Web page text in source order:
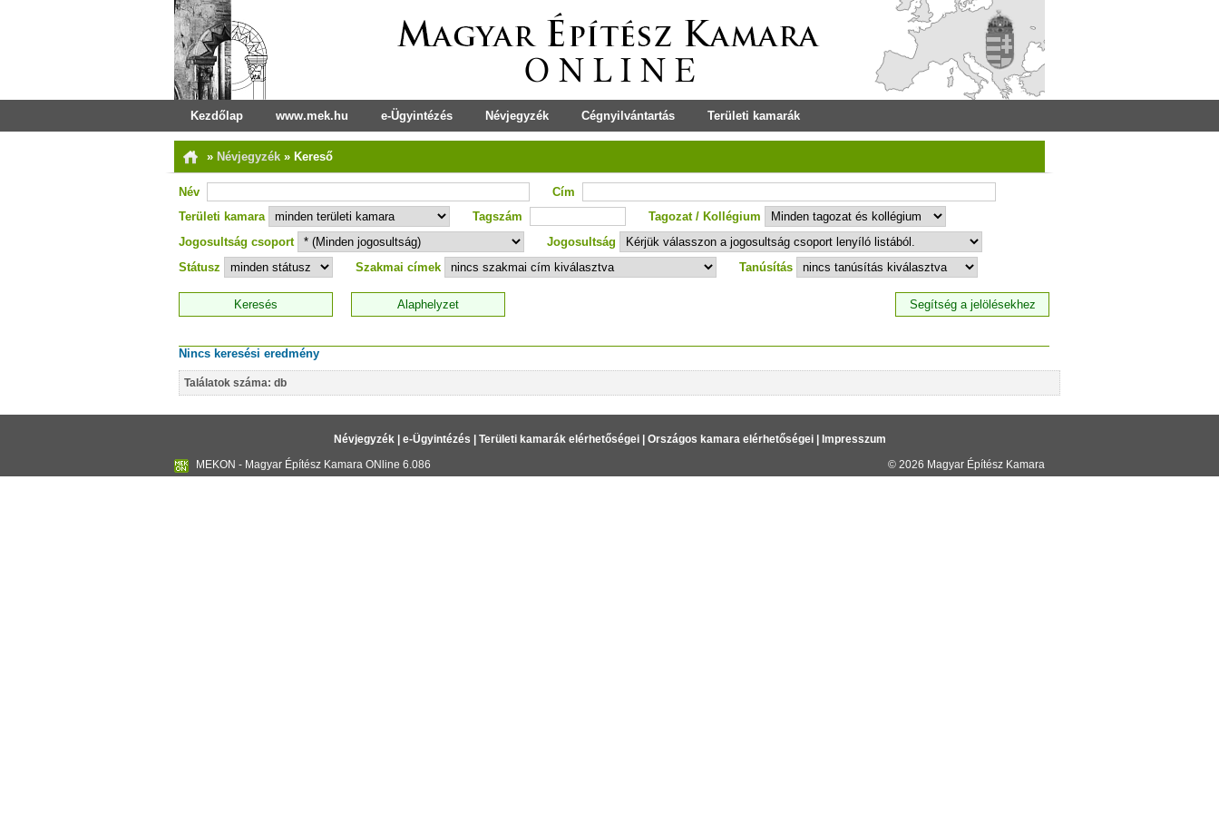
Kezdőlap www.mek.hu e-Ügyintézés Névjegyzék Cégnyilvántartás Területi kamarák
» Névjegyzék » Kereső
Név
Cím
Területi kamara
Tagszám
Tagozat / Kollégium
Jogosultság csoport
Jogosultság
Státusz
Szakmai címek Tanúsítás
Nincs keresési eredmény
Találatok száma: db
Névjegyzék| e-Ügyintézés Területi kamarák elérhetőségei| Országos kamara elérhetőségei|
Impresszum
MEKON - Magyar Építész Kamara ONline 6.086
© 2026 Magyar Építész Kamara